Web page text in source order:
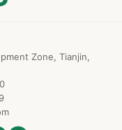
Zone, Tianjin,